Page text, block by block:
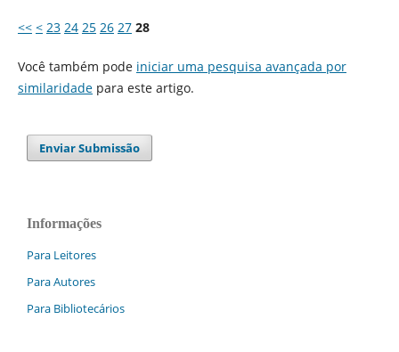
<< < 23 24 25 26 27 28
Você também pode iniciar uma pesquisa avançada por
similaridadepara este artigo.
Enviar Submissão
Informações
Para Leitores
Para Autores
Para Bibliotecários